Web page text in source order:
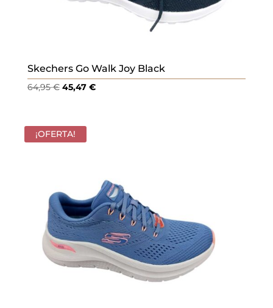
Skechers Go Walk Joy Black
64,95€ El
era:
45,47 €El
¡OFERTA!